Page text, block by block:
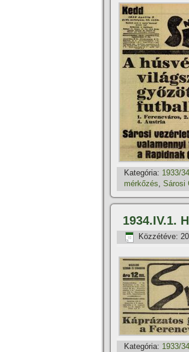
Kategória: 1933/34
mérkőzés, Sárosi
1934.IV.1.
Közzétéve:
Kategória: 1933/34